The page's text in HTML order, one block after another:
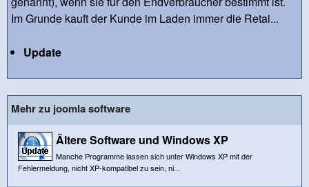
Im Grunde kauft der Kunde im Laden immer die Retai...
Update
Mehr zu joomla software
Ältere Software und Windows XP
Manche Programme lassen sich unter Windows XP mit der
Fehlermeldung, nicht XP-kompatibel zu sein, ni...